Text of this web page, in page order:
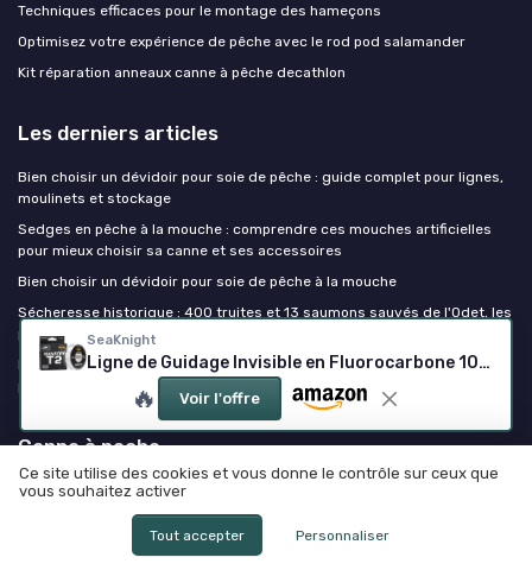
SeaKnight
Ligne de Guidage Invisible en Fluorocarbone 100m pour Pêche à la Carpe
🔥 Voir l'offre
Techniques efficaces pour le montage des hameçons
Optimisez votre expérience de pêche avec le rod pod salamander
Kit réparation anneaux canne à pêche decathlon
Les derniers articles
Bien choisir un dévidoir pour soie de pêche : guide complet pour lignes,
moulinets et stockage
Sedges en pêche à la mouche : comprendre ces mouches artificielles
pour mieux choisir sa canne et ses accessoires
Bien choisir un dévidoir pour soie de pêche à la mouche
Sécheresse historique : 400 truites et 13 saumons sauvés de l'Odet, les
pêcheurs en première ligne
Float tube : ce qu'il faut savoir avant de se mettre à l'eau pour la
première fois
Canne à peche
Ce site utilise des cookies et vous donne le contrôle sur ceux que
vous souhaitez activer
Tout accepter Personnaliser